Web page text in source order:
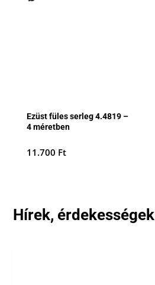
Ezüst füles serleg 4.4819 –
4 méretben
11.700 Ft
Hírek, érdekességek